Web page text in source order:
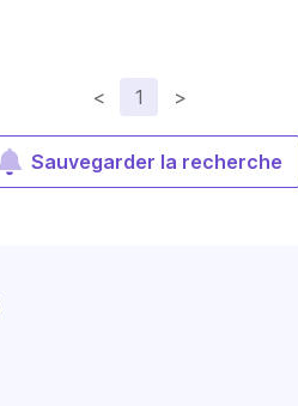
< 1 >
Sauvegarder la recherche